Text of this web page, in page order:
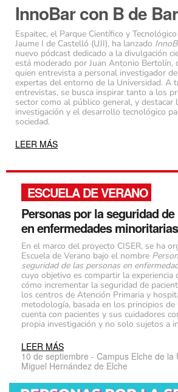
InnoBar con B de Bar
Espaitec, el Parque Científico y
Jaume I de Castelló (UJI), ha lanzado
nuevo pódcast dedicado a la divulgación
está moderado por Juan Antonio Bertolín,
quien entrevista a personal investigador
expertas del entorno de la Universidad. A
entrevistas, se busca inspirar tanto a los
sector como al público general, y destacar
investigación y el desarrollo tecnológico
sociedad.
LEER MÁS
ESCUELA DE VERANO
Personas por la seguridad
en enfermedades minoritarias
En el marco del proyecto CISER, se ha
Escuela de Verano bajo el nombre
seguridad de las personas en
cuyo objetivo es compartir la experiencia
cómo incrementar la seguridad de
los centros de Atención Primaria y
metodología, basada en los principios de
cuenta con pacientes y sus cuidadores
propia investigación y no solo sujetos a
LEER MÁS
10 de septiembre - Campus Elche de la
Miguel Hernández de Elche